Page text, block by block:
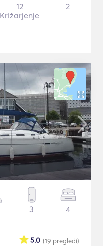
12
Križarjenje
2
3 4
(19 pregledi)
5.0